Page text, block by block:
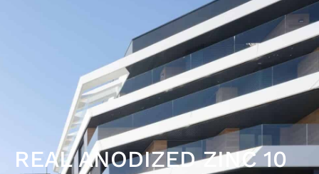
REAL ANODIZED ZINC 10